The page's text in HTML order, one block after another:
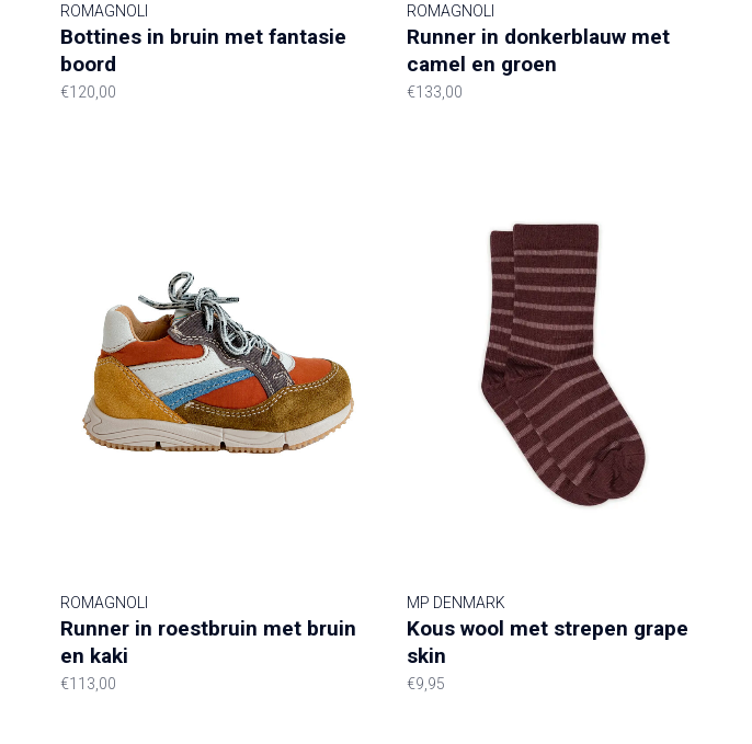
ROMAGNOLI
Bottines in bruin met fantasie
boord
€120,00
ROMAGNOLI
Runner in donkerblauw met
camel en groen
€133,00
ROMAGNOLI
Runner in roestbruin met bruin
en kaki
€113,00
MP DENMARK
Kous wool met strepen grape
skin
€9,95